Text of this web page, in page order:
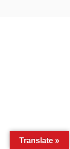
Translate »